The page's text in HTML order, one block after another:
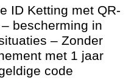
ID Ketting met QR-
bescherming in
– Zonder
met 1 jaar
code